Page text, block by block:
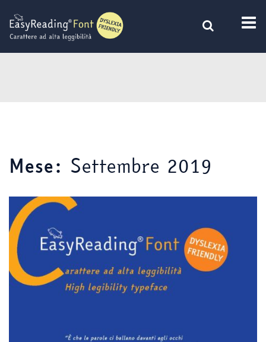
contenuto
Mese: Settembre 2019